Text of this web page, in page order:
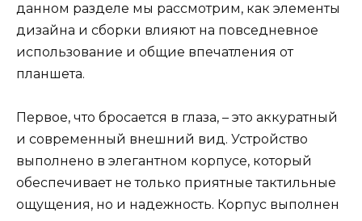
данном разделе мы рассмотрим, как элементы
дизайна и сборки влияют на повседневное
использование и общие впечатления от
планшета.
Первое, что бросается в глаза, – это аккуратный
и современный внешний вид. Устройство
выполнено в элегантном корпусе, который
обеспечивает не только приятные тактильные
ощущения, но и надежность. Корпус выполнен